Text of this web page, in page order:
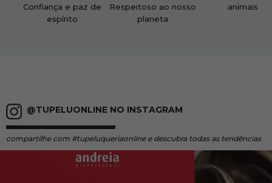
Confiança e paz de
espírito
Respeitoso ao nosso
planeta
animais
@TUPELUONLINE NO INSTAGRAM
compartilhe com #tupeluqueriaonline e descubra todas as tendências